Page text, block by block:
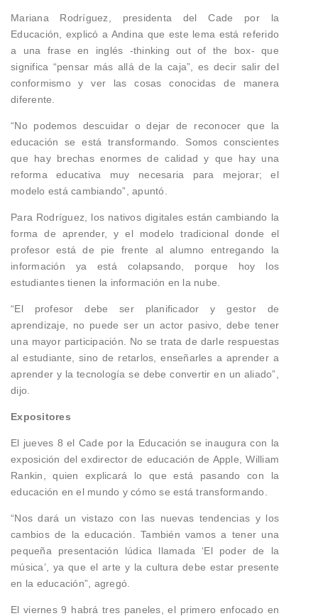
Mariana Rodríguez, presidenta del Cade por la
Educación, explicó a Andina que este lema está referido
a una frase en inglés -thinking out of the box- que
significa “pensar más allá de la caja”, es decir salir del
conformismo y ver las cosas conocidas de manera
diferente.
“No podemos descuidar o dejar de reconocer que la
educación se está transformando. Somos conscientes
que hay brechas enormes de calidad y que hay una
reforma educativa muy necesaria para mejorar; el
modelo está cambiando”, apuntó.
Para Rodríguez, los nativos digitales están cambiando la
forma de aprender, y el modelo tradicional donde el
profesor está de pie frente al alumno entregando la
información ya está colapsando, porque hoy los
estudiantes tienen la información en la nube.
“El profesor debe ser planificador y gestor de
aprendizaje, no puede ser un actor pasivo, debe tener
una mayor participación. No se trata de darle respuestas
al estudiante, sino de retarlos, enseñarles a aprender a
aprender y la tecnología se debe convertir en un aliado”,
dijo.
Expositores
El jueves 8 el Cade por la Educación se inaugura con la
exposición del exdirector de educación de Apple, William
Rankin, quien explicará lo que está pasando con la
educación en el mundo y cómo se está transformando.
“Nos dará un vistazo con las nuevas tendencias y los
cambios de la educación. También vamos a tener una
pequeña presentación lúdica llamada ‘El poder de la
música’, ya que el arte y la cultura debe estar presente
en la educación”, agregó.
El viernes 9 habrá tres paneles, el primero enfocado en